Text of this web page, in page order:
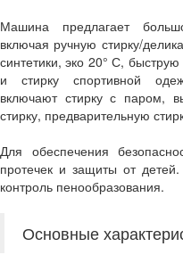
Машина предлагает
включая ручную стирку/
синтетики, эко 20° С,
и стирку спортивной
включают стирку с паром,
стирку, предварительную
Для обеспечения
протечек и защиты от
контроль пенообразования.
Основные